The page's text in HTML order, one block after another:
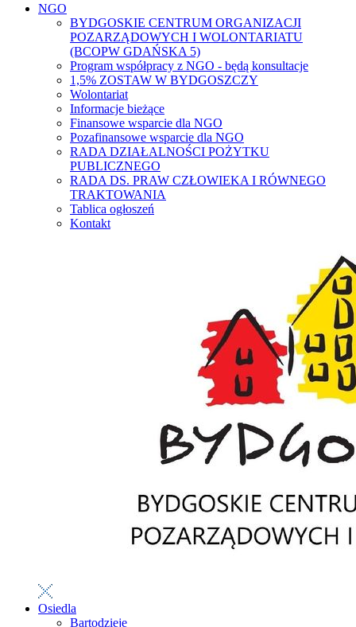
NGO
BYDGOSKIE CENTRUM ORGANIZACJI
POZARZĄDOWYCH I WOLONTARIATU
(BCOPW GDAŃSKA 5)
Program współpracy z NGO - będą konsultacje
1,5% ZOSTAW W BYDGOSZCZY
Wolontariat
Informacje bieżące
Finansowe wsparcie dla NGO
Pozafinansowe wsparcie dla NGO
RADA DZIAŁALNOŚCI POŻYTKU
PUBLICZNEGO
RADA DS. PRAW CZŁOWIEKA I RÓWNEGO
TRAKTOWANIA
Tablica ogłoszeń
Kontakt
Osiedla
Bartodzieje